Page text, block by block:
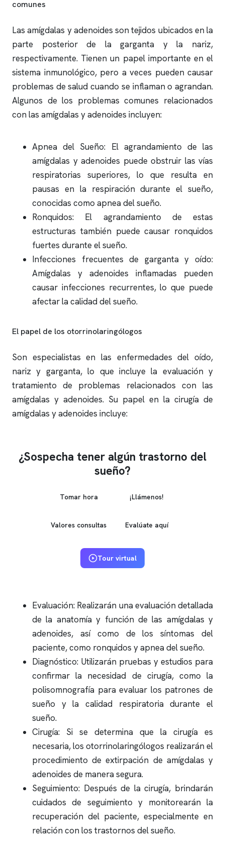
comunes
Las amígdalas y adenoides son tejidos ubicados en la
parte posterior de la garganta y la nariz,
respectivamente. Tienen un papel importante en el
sistema inmunológico, pero a veces pueden causar
problemas de salud cuando se inflaman o agrandan.
Algunos de los problemas comunes relacionados
con las amígdalas y adenoides incluyen:
Apnea del Sueño: El agrandamiento de las
amígdalas y adenoides puede obstruir las vías
respiratorias superiores, lo que resulta en
pausas en la respiración durante el sueño,
conocidas como apnea del sueño.
Ronquidos: El agrandamiento de estas
estructuras también puede causar ronquidos
fuertes durante el sueño.
Infecciones frecuentes de garganta y oído:
Amígdalas y adenoides inflamadas pueden
causar infecciones recurrentes, lo que puede
afectar la calidad del sueño.
El papel de los otorrinolaringólogos
Son especialistas en las enfermedades del oído,
nariz y garganta, lo que incluye la evaluación y
tratamiento de problemas relacionados con las
amígdalas y adenoides. Su papel en la cirugía de
amígdalas y adenoides incluye:
¿Sospecha tener algún trastorno del
sueño?
Tomar hora ¡Llámenos!
Valores consultas Evalúate aquí
Tour virtual
Evaluación: Realizarán una evaluación detallada
de la anatomía y función de las amígdalas y
adenoides, así como de los síntomas del
paciente, como ronquidos yapnea del sueño.
Diagnóstico: Utilizarán pruebas y estudios para
confirmar la necesidad de cirugía, como la
polisomnografía para evaluar los patrones de
sueño y la calidad respiratoria durante el
sueño.
Cirugía: Si se determina que la cirugía es
necesaria, los otorrinolaringólogos realizarán el
procedimiento de extirpación de amígdalas y
adenoides de manera segura.
Seguimiento: Después de la cirugía, brindarán
cuidados de seguimiento y monitorearán la
recuperación del paciente, especialmente en
relación con los trastornos del sueño.